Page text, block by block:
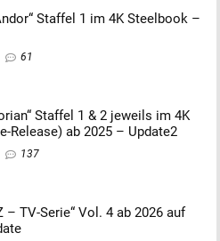
Staffel 1 im 4K Steelbook –
61
Staffel 1 & 2 jeweils im 4K
Release) ab 2025 – Update2
137
– TV-Serie“ Vol. 4 ab 2026 auf